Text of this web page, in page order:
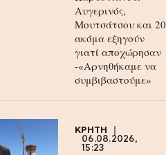
Αυγερινός,
Μουτσάτσου και 20
ακόμα εξηγούν
γιατί αποχώρησαν
-«Αρνηθήκαμε να
συμβιβαστούμε»
ΚΡΗΤΗ
06.08.2026,
15:23